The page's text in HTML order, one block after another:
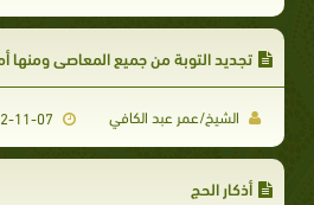
تجديد التوبة من جميع المعاصي ومنها
الشيخ/عمر عبد الكافي
أذكار الحج